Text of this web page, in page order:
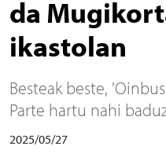
da
ikastolan
Besteak beste,
Parte hartu nahi
2025/05/27